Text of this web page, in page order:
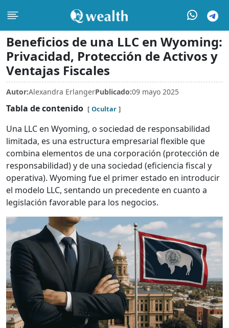
Beneficios de una LLC en Wyoming:
Privacidad, Protección de Activos y
Ventajas Fiscales
Autor:Alexandra ErlangerPublicado:09 mayo 2025
Tabla de contenido Ocultar
Una LLC en Wyoming, o sociedad de responsabilidad
limitada, es una estructura empresarial flexible que
combina elementos de una corporación (protección de
responsabilidad) y de una sociedad (eficiencia fiscal y
operativa). Wyoming fue el primer estado en introducir
el modelo LLC, sentando un precedente en cuanto a
legislación favorable para los negocios.